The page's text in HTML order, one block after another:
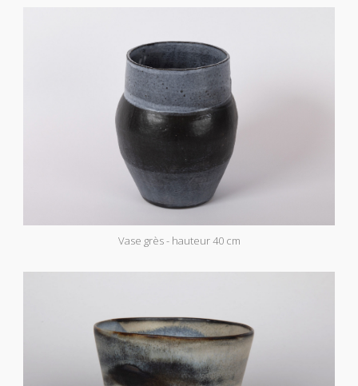
Vase grès - hauteur 40 cm